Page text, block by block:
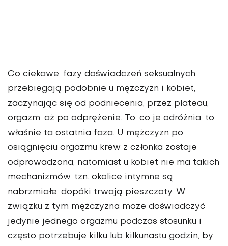
Co ciekawe, fazy doświadczeń seksualnych
przebiegają podobnie u mężczyzn i kobiet,
zaczynając się od podniecenia, przez plateau,
orgazm, aż po odprężenie. To, co je odróżnia, to
właśnie ta ostatnia faza. U mężczyzn po
osiągnięciu orgazmu krew z członka zostaje
odprowadzona, natomiast u kobiet nie ma takich
mechanizmów, tzn. okolice intymne są
nabrzmiałe, dopóki trwają pieszczoty. W
związku z tym mężczyzna może doświadczyć
jedynie jednego orgazmu podczas stosunku i
często potrzebuje kilku lub kilkunastu godzin, by